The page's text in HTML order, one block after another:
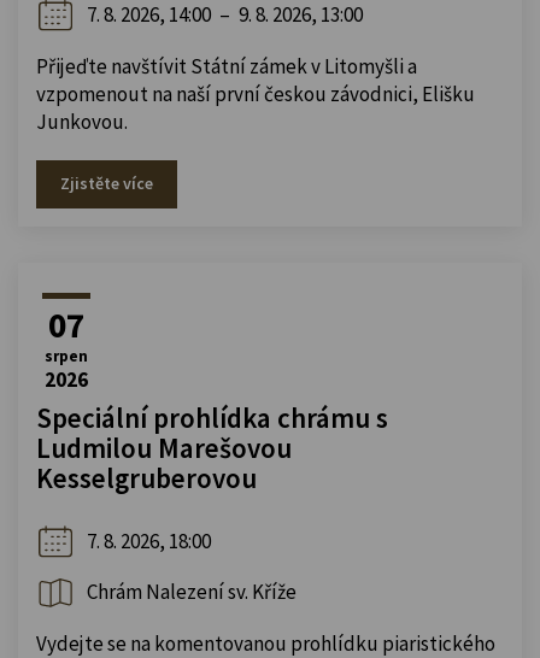
7. 8. 2026, 14:00 – 9. 8. 2026, 13:00
Přijeďte navštívit Státní zámek v Litomyšli a
vzpomenout na naší první českou závodnici, Elišku
Junkovou.
Zjistěte více
07
srpen
2026
Speciální prohlídka chrámu s
Ludmilou Marešovou
Kesselgruberovou
7. 8. 2026, 18:00
Chrám Nalezení sv. Kříže
Vydejte se na komentovanou prohlídku piaristického